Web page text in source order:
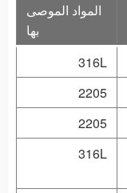
المواد الموصى
بها
316L
2205
2205
316L